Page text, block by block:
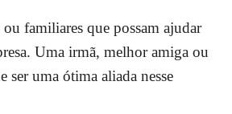
familiares que possam ajudar
Uma irmã, melhor amiga ou
ser uma ótima aliada nesse